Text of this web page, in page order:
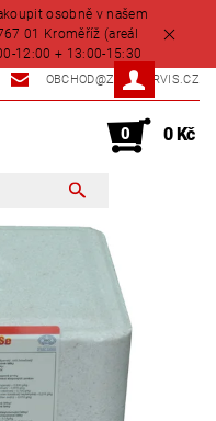
osobně v našem
01 Kroměříž (areál
12:00 + 13:00-15:30
OBCHOD@ZEUSSERVIS.CZ
0 0 Kč